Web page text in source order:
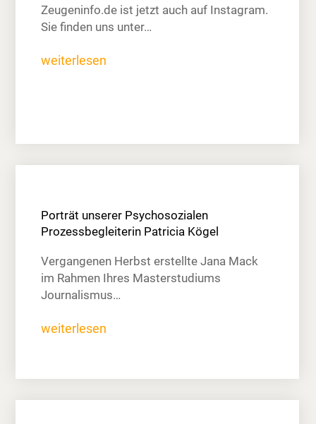
Zeugeninfo.de ist jetzt auch auf Instagram.
Sie finden uns unter…
weiterlesen
Porträt unserer Psychosozialen
Prozessbegleiterin Patricia Kögel
Vergangenen Herbst erstellte Jana Mack
im Rahmen Ihres Masterstudiums
Journalismus…
weiterlesen